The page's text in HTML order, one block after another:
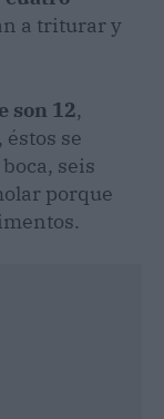
a triturar y
son 12,
se
seis
porque